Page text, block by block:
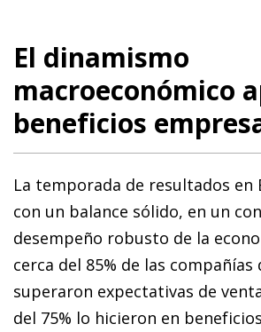
El dinamismo
macroeconómico
beneficios
La temporada de resultados en
con un balance sólido, en un
desempeño robusto de la
cerca del 85% de las compañías
superaron expectativas de
del 75% lo hicieron en